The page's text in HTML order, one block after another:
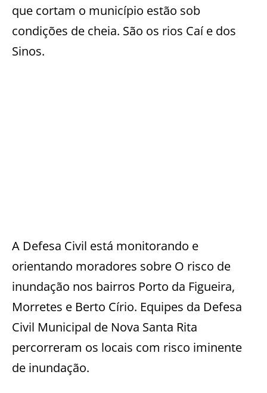
que cortam o município estão sob
condições de cheia. São os rios Caí e dos
Sinos.
A Defesa Civil está monitorando e
orientando moradores sobre O risco de
inundação nos bairros Porto da Figueira,
Morretes e Berto Círio. Equipes da Defesa
Civil Municipal de Nova Santa Rita
percorreram os locais com risco iminente
de inundação.